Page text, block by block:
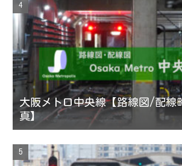
大阪メトロ中央線【路線図/配線
真】